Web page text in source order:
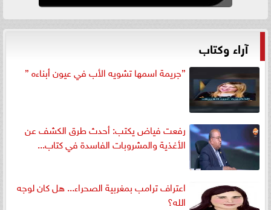
آراء وكتاب
”جريمة اسمها تشويه الأب في عيون أبناءه ”
رفعت فياض يكتب: أحدث طرق الكشف عن
الأغذية والمشروبات الفاسدة في كتاب...
اعتراف ترامب بمغربية الصحراء... هل كان لوجه
الله؟